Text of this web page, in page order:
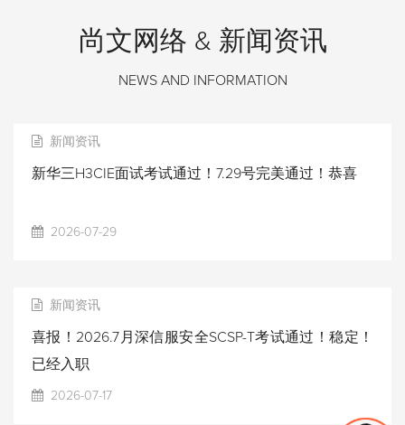
尚文网络 & 新闻资讯
NEWS AND INFORMATION
新闻资讯
新华三H3CIE面试考试通过！7.29号完美通过！恭喜
2026-07-29
新闻资讯
喜报！2026.7月深信服安全SCSP-T考试通过！稳定！
已经入职
2026-07-17